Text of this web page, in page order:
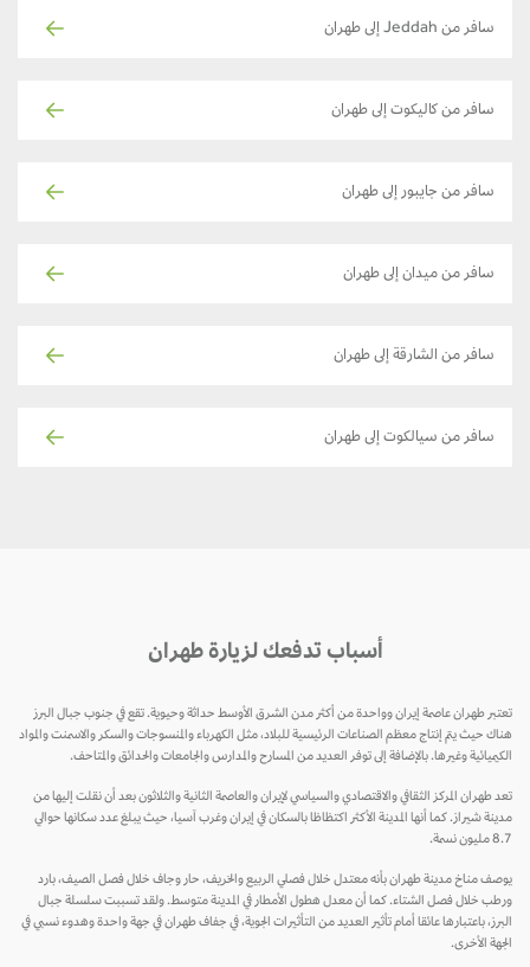
سافر من Jeddah إلى طهران
سافر من كاليكوت إلى طهران
سافر من جايبور إلى طهران
سافر من ميدان إلى طهران
سافر من الشارقة إلى طهران
سافر من سيالكوت إلى طهران
أسباب تدفعك لزيارة طهران
تعتبر طهران عاصمة إيران وواحدة من أكثر مدن الشرق الأوسط حداثة وحيوية. تقع في جنوب جبال البرز
هناك حيث يتم إنتاج معظم الصناعات الرئيسية للبلاد، مثل الكهرباء والمنسوجات والسكر والاسمنت والمواد
الكيميائية وغيرها. بالإضافة إلى توفر العديد من المسارح والمدارس والجامعات والحدائق والمتاحف.
تعد طهران المركز الثقافي والاقتصادي والسياسي لإيران والعاصمة الثانية والثلاثون بعد أن نقلت إليها من
مدينة شيراز. كما أنها المدينة الأكثر اكتظاظا بالسكان في إيران وغرب آسيا، حيث يبلغ عدد سكانها حوالي
8.7 مليون نسمة.
يوصف مناخ مدينة طهران بأنه معتدل خلال فصلي الربيع والخريف، حار وجاف خلال فصل الصيف، بارد
ورطب خلال فصل الشتاء. كما أن معدل هطول الأمطار في المدينة متوسط. ولقد تسببت سلسلة جبال
البرز، باعتبارها عائقا أمام تأثير العديد من التأثيرات الجوية، في جفاف طهران في جهة واحدة وهدوء نسبي في
الجهة الأخرى.